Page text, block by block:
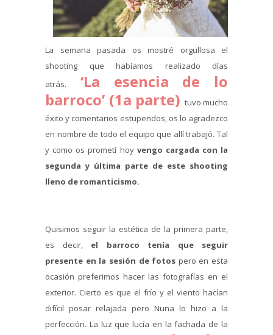
La semana pasada os mostré orgullosa el
shooting que habíamos realizado días
atrás.
‘La esencia de lo
barroco’ (1a parte) tuvo mucho
éxito y comentarios estupendos, os lo agradezco
en nombre de todo el equipo que allí trabajó. Tal
y como os prometí hoy vengo cargada con la
segunda y última parte de este shooting
lleno de romanticismo.
Quisimos seguir la estética de la primera parte,
es decir,el barroco tenía que seguir
presente en la sesión de fotos pero en esta
ocasión preferimos hacer las fotografías en el
exterior. Cierto es que el frío y el viento hacían
difícil posar relajada pero Nuna lo hizo a la
perfección. La luz que lucía en la fachada de la